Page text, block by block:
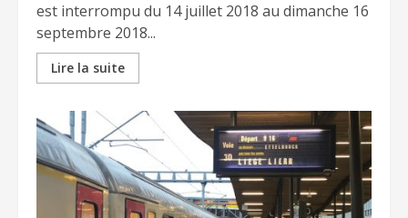
est interrompu du 14 juillet 2018 au dimanche 16
septembre 2018...
Lire la suite